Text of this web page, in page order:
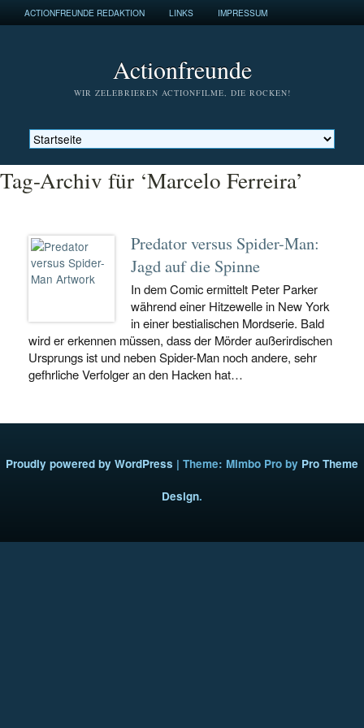
ACTIONFREUNDE REDAKTION LINKS IMPRESSUM
Actionfreunde
WIR ZELEBRIEREN ACTIONFILME, DIE ROCKEN!
Tag-Archiv für ‘Marcelo Ferreira’
Predator versus Spider-Man:
Jagd auf die Spinne
In dem Comic ermittelt Peter Parker
während einer Hitzewelle in New York
in einer bestialischen Mordserie. Bald
wird er erkennen müssen, dass der Mörder außerirdischen
Ursprungs ist und neben Spider-Man noch andere, sehr
gefhrliche Verfolger an den Hacken hat…
Proudly powered by WordPress | Theme: Mimbo Pro by Pro Theme
Design.